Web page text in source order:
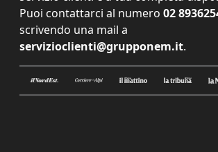
Puoi contattarci al numero 02
scrivendo una mail a
servizioclienti@grupponem.it.